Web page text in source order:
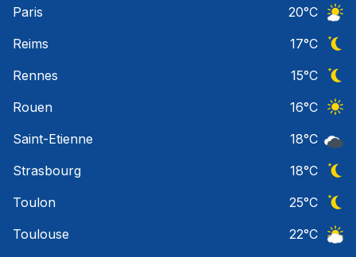
Paris
20°C
Reims
17°C
Rennes
15°C
Rouen
16°C
Saint-Etienne
18°C
Strasbourg
18°C
Toulon
25°C
Toulouse
22°C